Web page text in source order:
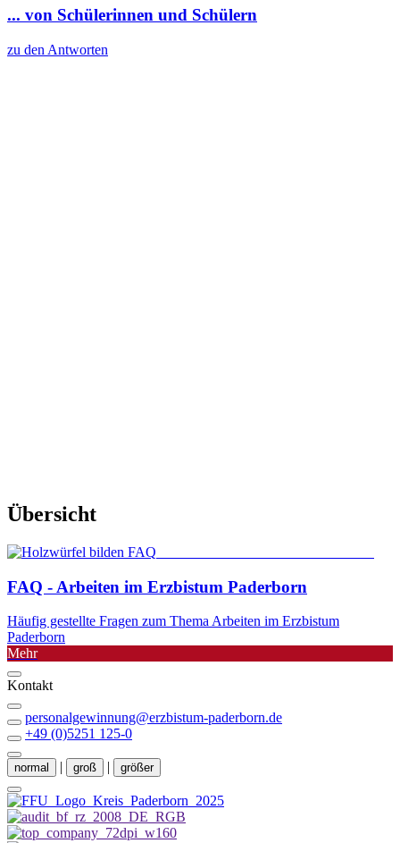
... von Schülerinnen und Schülern
zu den Antworten
Übersicht
FAQ - Arbeiten im Erzbistum Paderborn
Häufig gestellte Fragen zum Thema Arbeiten im Erzbistum
Paderborn
Mehr
Kontakt
personalgewinnung@erzbistum-paderborn.de
+49 (0)5251 125-0
normal | groß | größer